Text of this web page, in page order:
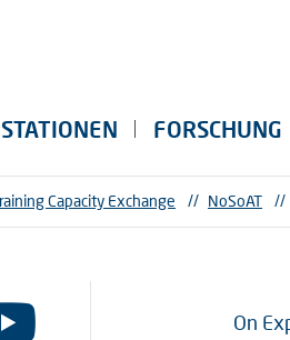
FORSCHUNG
Capacity Exchange // NoSoAT //
On